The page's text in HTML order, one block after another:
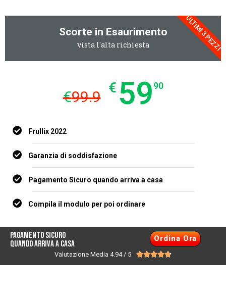
Scorte in Esaurimento
vista l'alta richiesta
€99.9 € 5990
Frullix 2022
Garanzia di soddisfazione
Pagamento Sicuro quando arriva a casa
Compila il modulo per poi ordinare
ULTIMI 3 PEZZI
Pagamento Sicuro
quando arriva a casa
Ordina Ora
Valutazione Media 4.94 / 5 